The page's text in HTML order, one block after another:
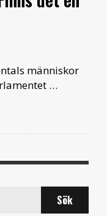
människor
…